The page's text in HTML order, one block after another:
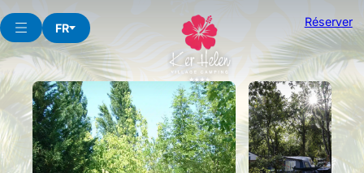
au
contenu
FR Réserver